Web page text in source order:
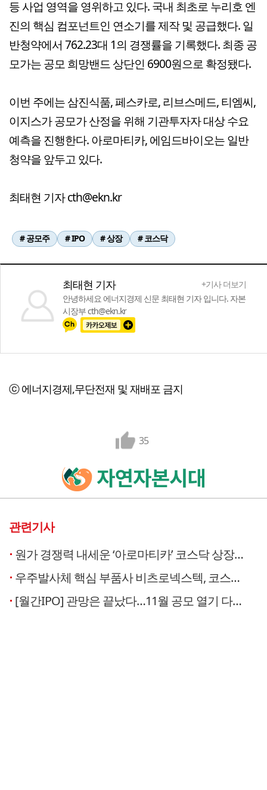
등 사업 영역을 영위하고 있다. 국내 최초로 누리호 엔
진의 핵심 컴포넌트인 연소기를 제작 및 공급했다. 일
반청약에서 762.23대 1의 경쟁률을 기록했다. 최종 공
모가는 공모 희망밴드 상단인 6900원으로 확정됐다.
이번 주에는 삼진식품, 페스카로, 리브스메드, 티엠씨,
이지스가 공모가 산정을 위해 기관투자자 대상 수요
예측을 진행한다. 아로마티카, 에임드바이오는 일반
청약을 앞두고 있다.
최태현 기자 cth@ekn.kr
# 공모주 # IPO # 상장 # 코스닥
최태현 기자
+기사 더보기
안녕하세요 에너지경제 신문 최태현 기자 입니다. 자본
시장부 cth@ekn.kr
ⓒ 에너지경제,무단전재 및 재배포 금지
35
관련기사
원가 경쟁력 내세운 ‘아로마티카’ 코스닥 상장…글로벌 공략 본격화
우주발사체 핵심 부품사 비츠로넥스텍, 코스닥으로 ‘쏜다’
[월간IPO] 관망은 끝났다…11월 공모 열기 다시 달아오른다